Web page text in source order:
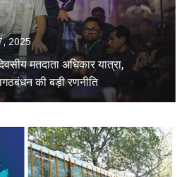
2025
मतदाता अधिकार यात्रा,
की बड़ी रणनीति